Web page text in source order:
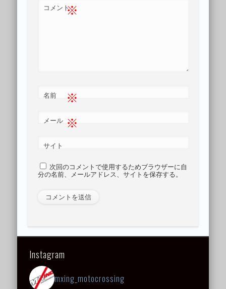
コメント※
名前 ※
メール ※
サイト
次回のコメントで使用するためブラウザーに自
分の名前、メールアドレス、サイトを保存する。
Instagram
mxing_motocrossing